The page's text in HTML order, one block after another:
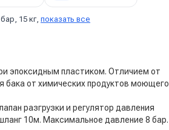
15 кг, показать все
эпоксидным пластиком. Отличием от
бака от химических продуктов моющего
разгрузки и регулятор давления
10м. Максимальное давление 8 бар.